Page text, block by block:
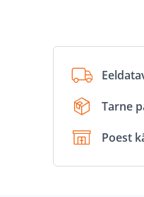
Tarne
Poest